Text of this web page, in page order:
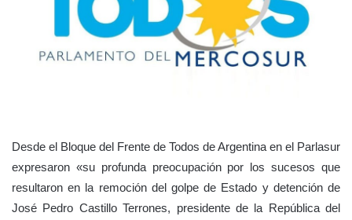
Desde el Bloque del Frente de Todos de Argentina en el Parlasur
expresaron «su profunda preocupación por los sucesos que
resultaron en la remoción del golpe de Estado y detención de
José Pedro Castillo Terrones, presidente de la República del